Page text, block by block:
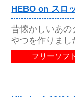
HEBO on スロ
昔懐かしいあの
やつを作りまし
フリーソフ